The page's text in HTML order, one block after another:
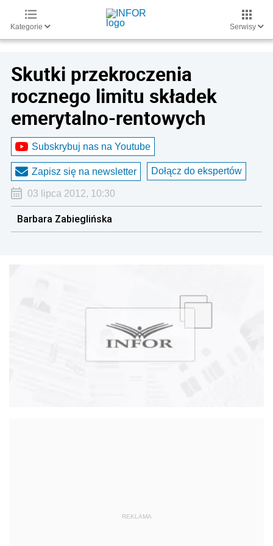
Kategorie Serwisy
Skutki przekroczenia
rocznego limitu składek
emerytalno-rentowych
Subskrybuj nas na Youtube
Zapisz się na newsletter Dołącz do ekspertów
03 lipca 2012, 10:30
Barbara Zabieglińska